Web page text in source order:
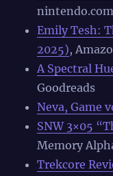
nintendo.com
Emily Tesh:
2025),
A Spectral
Goodreads
Neva, Game
SNW 3×05
Memory
Trekcore